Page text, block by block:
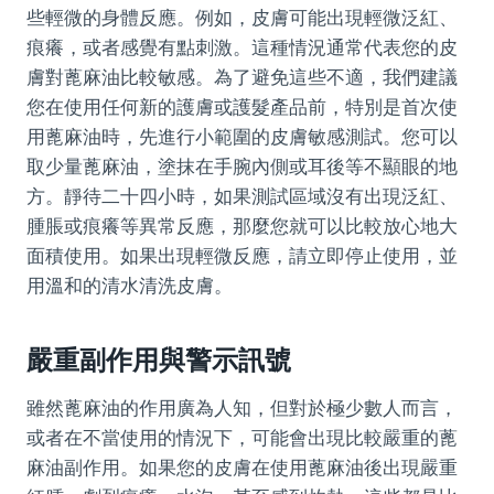
些輕微的身體反應。例如，皮膚可能出現輕微泛紅、
痕癢，或者感覺有點刺激。這種情況通常代表您的皮
膚對蓖麻油比較敏感。為了避免這些不適，我們建議
您在使用任何新的護膚或護髮產品前，特別是首次使
用蓖麻油時，先進行小範圍的皮膚敏感測試。您可以
取少量蓖麻油，塗抹在手腕內側或耳後等不顯眼的地
方。靜待二十四小時，如果測試區域沒有出現泛紅、
腫脹或痕癢等異常反應，那麼您就可以比較放心地大
面積使用。如果出現輕微反應，請立即停止使用，並
用溫和的清水清洗皮膚。
嚴重副作用與警示訊號
雖然蓖麻油的作用廣為人知，但對於極少數人而言，
或者在不當使用的情況下，可能會出現比較嚴重的蓖
麻油副作用。如果您的皮膚在使用蓖麻油後出現嚴重